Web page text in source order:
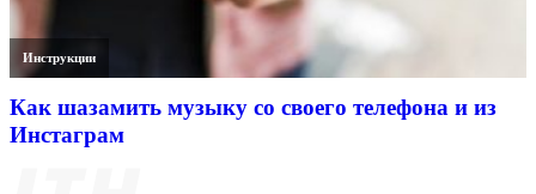
Инструкции
Как шазамить музыку со своего телефона и из
Инстаграм